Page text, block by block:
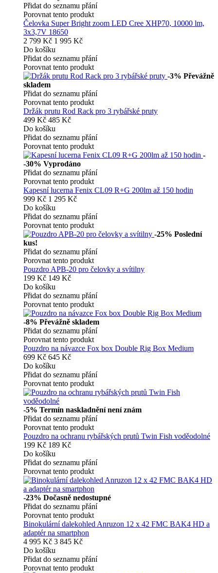
Přidat do seznamu přání
Porovnat tento produkt
Čelovka Super Bright zoom LED Cree XHP70, 10000 lm,
3x3,7V 18650
2 799 Kč 1 995 Kč
Do košíku
Přidat do seznamu přání
Porovnat tento produkt
-3% Převážně
skladem
Přidat do seznamu přání
Porovnat tento produkt
Držák prutu Rod Rack pro 3 rybářské pruty
499 Kč 485 Kč
Do košíku
Přidat do seznamu přání
Porovnat tento produkt
-
-30% Vyprodáno
Přidat do seznamu přání
Porovnat tento produkt
Kapesní lucerna Fenix CL09 R+G 200lm až 150 hodin
999 Kč 1 295 Kč
Do košíku
Přidat do seznamu přání
Porovnat tento produkt
-25% Poslední
kus!
Přidat do seznamu přání
Porovnat tento produkt
Pouzdro APB-20 pro čelovky a svítilny
199 Kč 149 Kč
Do košíku
Přidat do seznamu přání
Porovnat tento produkt
-8% Převážně skladem
Přidat do seznamu přání
Porovnat tento produkt
Pouzdro na návazce Fox box Double Rig Box Medium
699 Kč 645 Kč
Do košíku
Přidat do seznamu přání
Porovnat tento produkt
-5% Termín naskladnění není znám
Přidat do seznamu přání
Porovnat tento produkt
Pouzdro na ochranu rybářských prutů Twin Fish voděodolné
199 Kč 189 Kč
Do košíku
Přidat do seznamu přání
Porovnat tento produkt
-23% Dočasně nedostupné
Přidat do seznamu přání
Porovnat tento produkt
Binokulární dalekohled Anruzon 12 x 42 FMC BAK4 HD a
adaptér na smartphon
4 995 Kč 3 845 Kč
Do košíku
Přidat do seznamu přání
Porovnat tento produkt